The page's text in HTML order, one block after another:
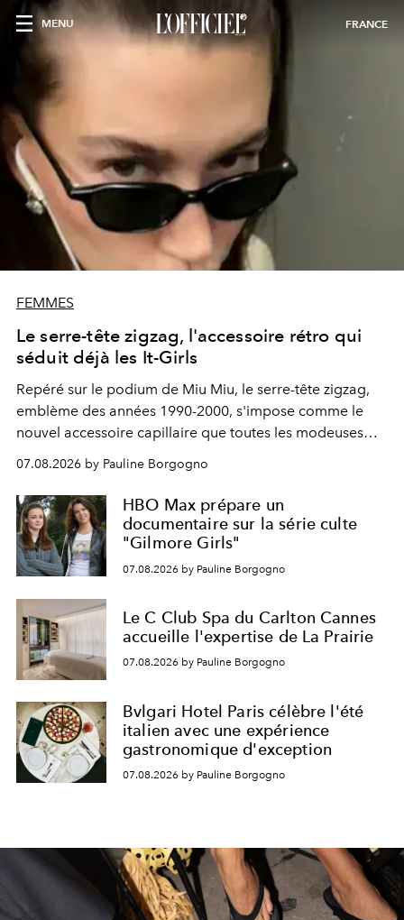
MENU FRANCE
FEMMES
Le serre-tête zigzag, l'accessoire rétro qui
séduit déjà les It-Girls
Repéré sur le podium de Miu Miu, le serre-tête zigzag,
emblème des années 1990-2000, s'impose comme le
nouvel accessoire capillaire que toutes les modeuses
s'arrachent déjà.
07.08.2026 by Pauline Borgogno
HBO Max prépare un
documentaire sur la série culte
"Gilmore Girls"
07.08.2026 by Pauline Borgogno
Le C Club Spa du Carlton Cannes
accueille l'expertise de La Prairie
07.08.2026 by Pauline Borgogno
Bvlgari Hotel Paris célèbre l'été
italien avec une expérience
gastronomique d'exception
07.08.2026 by Pauline Borgogno